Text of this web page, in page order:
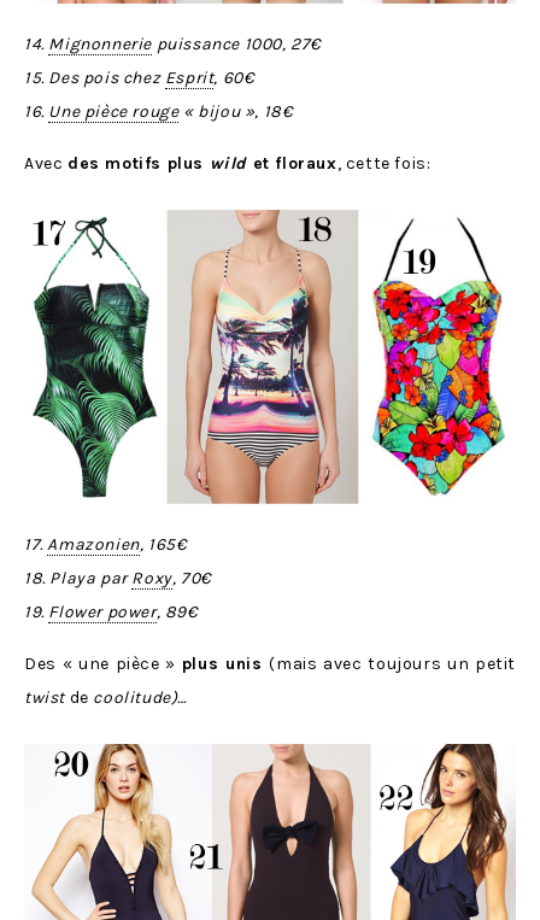
14. Mignonnerie puissance 1000, 27€
15. Des pois chez Esprit, 60€
16. Une pièce rouge« bijou », 18€
Avec des motifs plus wild et floraux, cette fois:
17.Amazonien, 165€
18. Playa parRoxy, 70€
19. Flower power, 89€
Des « une pièce » plus unis(mais avec toujours un petit
twistde coolitude)…